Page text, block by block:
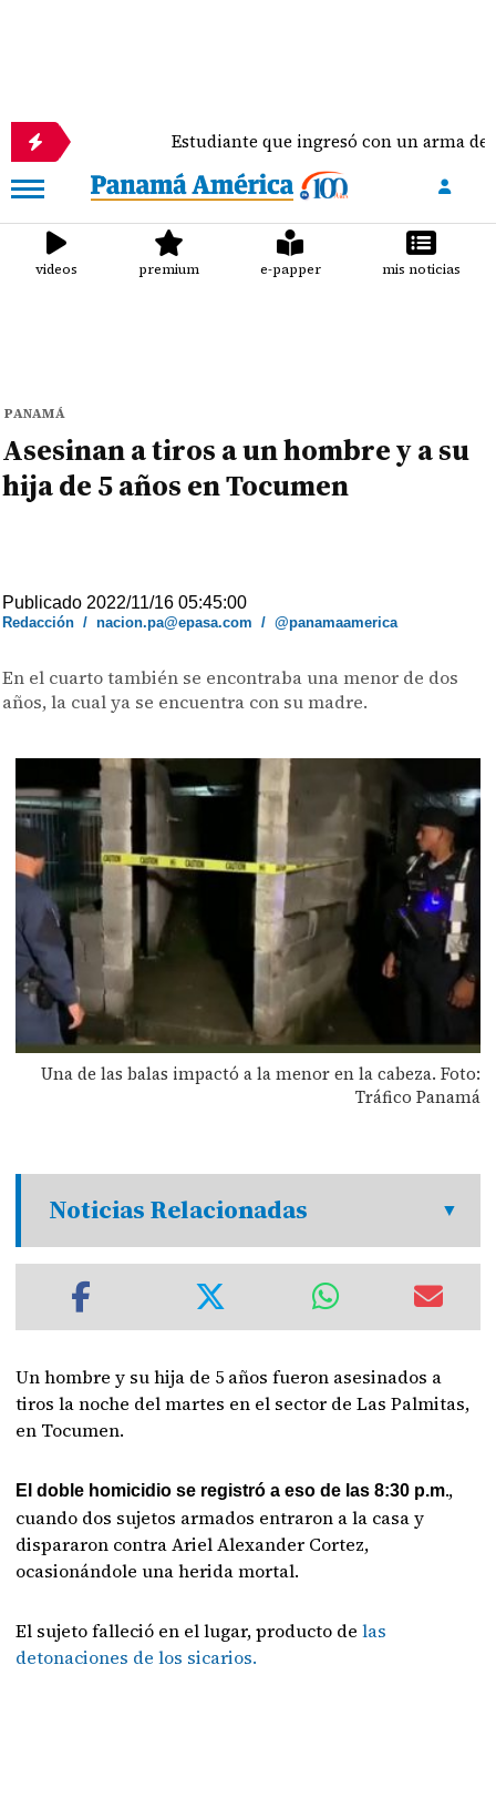
Estudiante que ingresó con un arma de fuego al
videos premium e-papper mis noticias
PANAMÁ
Asesinan a tiros a un hombre y a su
hija de 5 años en Tocumen
Publicado 2022/11/16 05:45:00
Redacción /nacion.pa@epasa.com /@panamaamerica
En el cuarto también se encontraba una menor de dos
años, la cual ya se encuentra con su madre.
Una de las balas impactó a la menor en la cabeza. Foto:
Tráfico Panamá
Noticias Relacionadas
Un hombre y su hija de 5 años fueron asesinados a
tiros la noche del martes en el sector de Las Palmitas,
en Tocumen.
El doble homicidio se registró a eso de las 8:30 p.m.,
cuando dos sujetos armados entraron a la casa y
dispararon contra Ariel Alexander Cortez,
ocasionándole una herida mortal.
El sujeto falleció en el lugar, producto delas
detonaciones de los sicarios.